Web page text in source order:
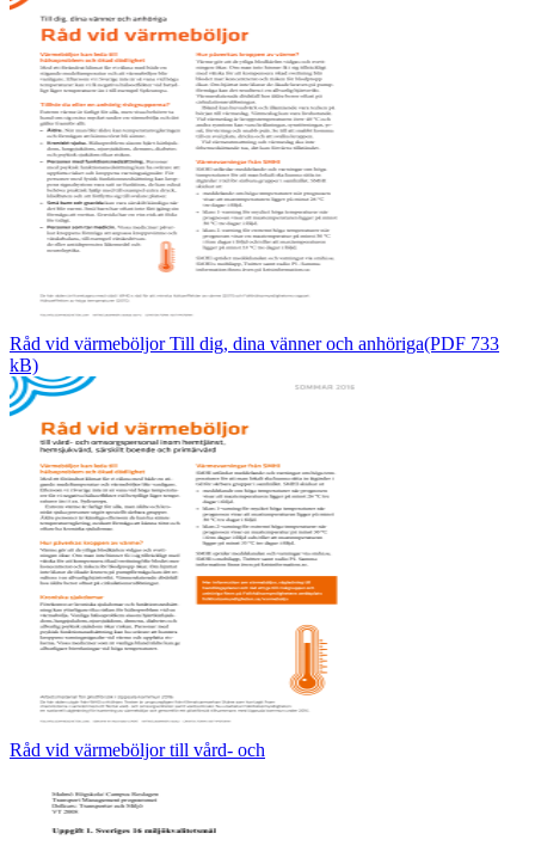
Råd vid värmeböljor Till dig, dina vänner och anhöriga(PDF 733
kB)
Råd vid värmeböljor till vård- och